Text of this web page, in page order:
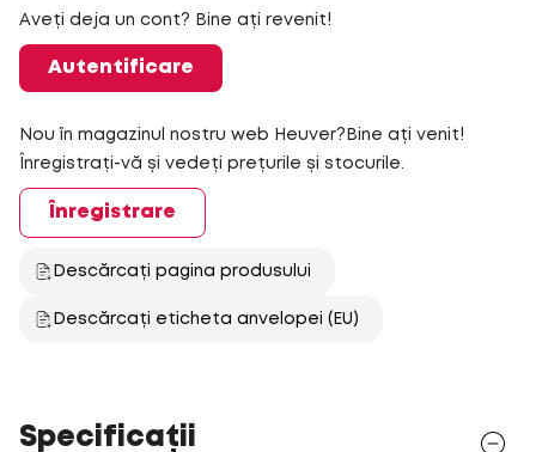
Aveți deja un cont? Bine ați revenit!
Autentificare
Nou în magazinul nostru web Heuver?Bine ați venit!
Înregistrați-vă și vedeți prețurile și stocurile.
Înregistrare
Descărcați pagina produsului
Descărcați eticheta anvelopei (EU)
Specificații